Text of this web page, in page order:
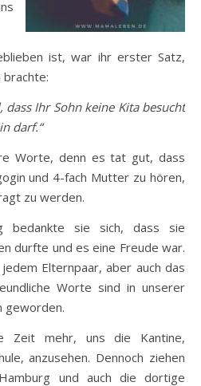
ist, war ihr erster Satz,
brachte:
dass Ihr Sohn keine Kita besucht
darf.“
Worte, denn es tat gut, dass
und 4-fach Mutter zu hören,
zu werden.
bedankte sie sich, dass sie
durfte und es eine Freude war.
Elternpaar, aber auch das
Worte sind in unserer
geworden.
Zeit mehr, uns die Kantine,
anzusehen. Dennoch ziehen
und auch die dortige